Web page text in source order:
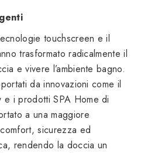
touchscreen e il
trasformato radicalmente il
e vivere l’ambiente bagno.
da innovazioni come il
e i prodotti SPA Home di
a una maggiore
sicurezza ed
rendendo la doccia un